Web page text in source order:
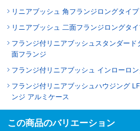
リニアブッシュ 角フランジロングタイプ
リニアブッシュ 二面フランジロングタイ
フランジ付リニアブッシュスタンダード
面フランジ
フランジ付リニアブッシュ インローロ
フランジ付リニアブッシュハウジング
ンジ アルミケース
この商品のバリエーション